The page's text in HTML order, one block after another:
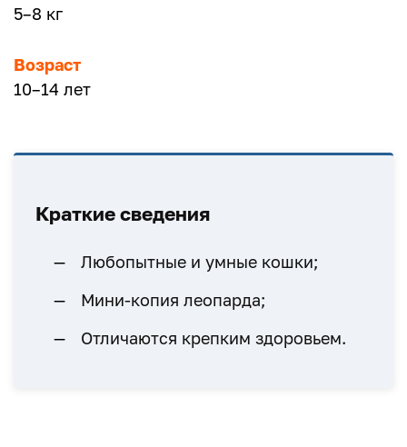
5–8 кг
Возраст
10–14 лет
Краткие сведения
Любопытные и умные кошки;
Мини-копия леопарда;
Отличаются крепким здоровьем.